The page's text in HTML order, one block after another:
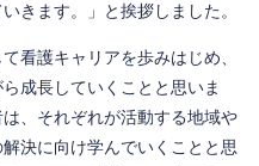
きます。」と挨拶しました。
看護キャリアを歩みはじめ、
成長していくことと思いま
、それぞれが活動する地域や
決に向け学んでいくことと思